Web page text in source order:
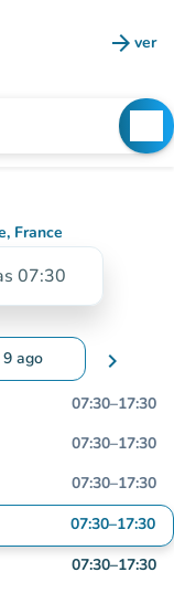
arrow_forward ver
France
07:30
9 agocambiar las
chevron_right
07:30–17:30
07:30–17:30
07:30–17:30
07:30–17:30
07:30–17:30